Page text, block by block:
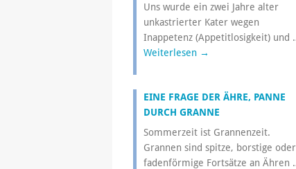
Uns wurde ein zwei Jahre alter
unkastrierter Kater wegen
Inappetenz (Appetitlosigkeit) und
Weiterlesen →
EINE FRAGE DER ÄHRE, PANNE
DURCH GRANNE
Sommerzeit ist Grannenzeit.
Grannen sind spitze, borstige oder
fadenförmige Fortsätze an Ähren